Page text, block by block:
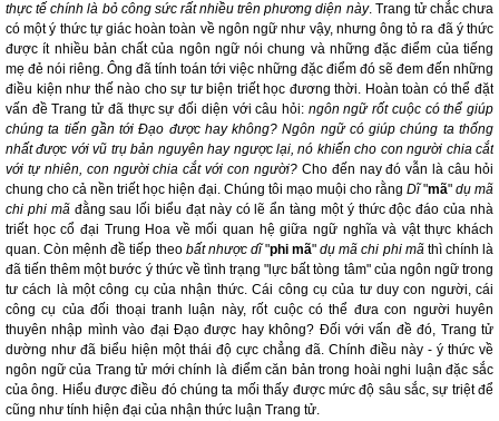
thực tế chính là bỏ công sức rất nhiều trên phương diện này. Trang tử chắc chưa
có một ý thức tự giác hoàn toàn về ngôn ngữ như vậy, nhưng ông tỏ ra đã ý thức
được ít nhiều bản chất của ngôn ngữ nói chung và những đặc điểm của tiếng
mẹ đẻ nói riêng. Ông đã tính toán tới việc những đặc điểm đó sẽ đem đến những
điều kiện như thế nào cho sự tư biện triết học đương thời. Hoàn toàn có thể đặt
vấn đề Trang tử đã thực sự đối diện với câu hỏi: ngôn ngữ rốt cuộc có thể giúp
chúng ta tiến gần tới Đạo được hay không? Ngôn ngữ có giúp chúng ta thống
nhất được với vũ trụ bản nguyên hay ngược lại, nó khiến cho con người chia cắt
với tự nhiên, con người chia cắt với con người?Cho đến nay đó vẫn là câu hỏi
chung cho cả nền triết học hiện đại. Chúng tôi mạo muội cho rằng Dĩ"mã" dụ mã
chi phi mã đằng sau lối biểu đạt này có lẽ ẩn tàng một ý thức độc đáo của nhà
triết học cổ đại Trung Hoa về mối quan hệ giữa ngữ nghĩa và vật thực khách
quan. Còn mệnh đề tiếp theo bất nhược dĩ"phi mã" dụ mã chi phi mã thì chính là
đã tiến thêm một bước ý thức về tình trạng "lực bất tòng tâm" của ngôn ngữ trong
tư cách là một công cụ của nhận thức. Cái công cụ của tư duy con người, cái
công cụ của đối thoại tranh luận này, rốt cuộc có thể đưa con người huyên
thuyên nhập mình vào đại Đạo được hay không? Đối với vấn đề đó, Trang tử
dường như đã biểu hiện một thái độ cực chẳng đã. Chính điều này - ý thức về
ngôn ngữ của Trang tử mới chính là điểm căn bản trong hoài nghi luận đặc sắc
của ông. Hiểu được điều đó chúng ta mối thấy được mức độ sâu sắc, sự triệt để
cũng như tính hiện đại của nhận thức luận Trang tử.